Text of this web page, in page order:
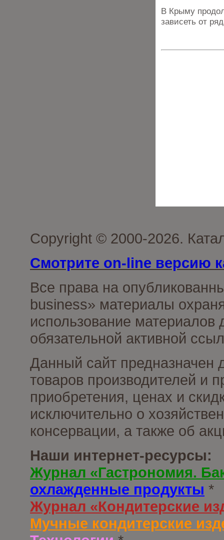
В Крыму
зависеть от
Copyright © 2000-2026.
Смотрите on-line версию
Все права на
business» материалы
использование материалов
обязательной активной
Данный сайт предназначен
товаров производителей и
приобретения, ценах и
исключительно о
консервации, а также об
Наши интернет-ресурсы:
Журнал «Гастрономия.
охлажденные продукты *
Журнал «Кондитерские
Мучные кондитерские